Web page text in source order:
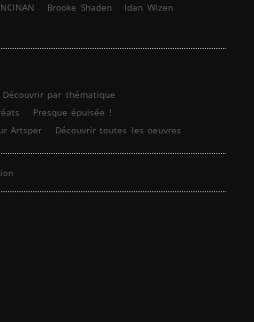
Brooke Shaden
Idan Wizen
Découvrir par thématique
Presque épuisée !
Artsper
Découvrir toutes les oeuvres